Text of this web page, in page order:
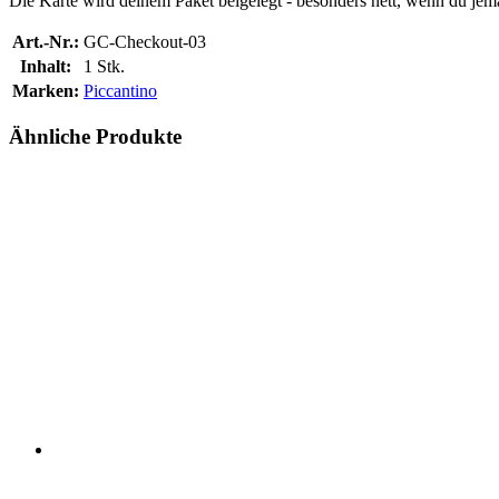
Art.-Nr.: GC-Checkout-03
Inhalt:
1 Stk.
Marken: Piccantino
Ähnliche Produkte